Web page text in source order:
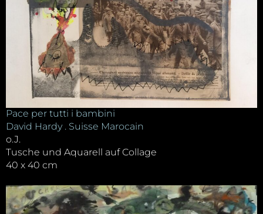
Pace per tutti i bambini
David Hardy . Suisse Marocain
o.J.
Tusche und Aquarell auf Collage
40 x 40 cm